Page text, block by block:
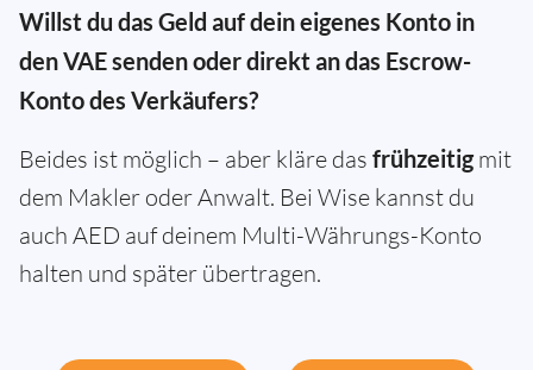
Willst du das Geld auf dein eigenes Konto in
den VAE senden oder direkt an das Escrow-
Konto des Verkäufers?
Beides ist möglich – aber kläre das frühzeitigmit
dem Makler oder Anwalt. Bei Wise kannst du
auch AED auf deinem Multi-Währungs-Konto
halten und später übertragen.